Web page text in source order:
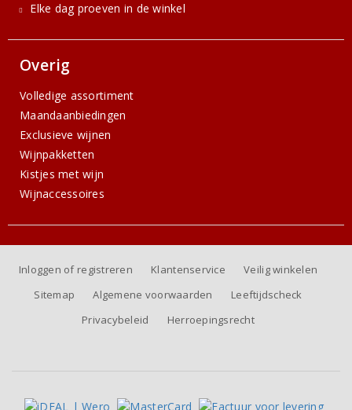
Elke dag proeven in de winkel
Overig
Volledige assortiment
Maandaanbiedingen
Exclusieve wijnen
Wijnpakketten
Kistjes met wijn
Wijnaccessoires
Inloggen of registreren Klantenservice
Veilig winkelen
Sitemap
Algemene voorwaarden
Leeftijdscheck
Privacybeleid
Herroepingsrecht